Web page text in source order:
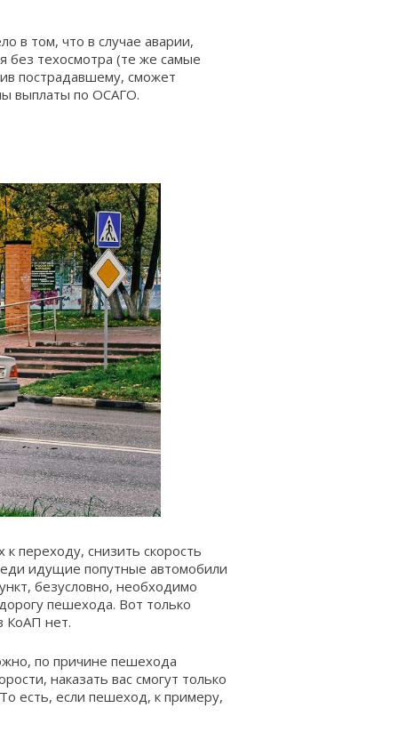
в том, что в случае аварии,
без техосмотра (те же самые
пострадавшему, сможет
выплаты по ОСАГО.
переходу, снизить скорость
идущие попутные автомобили
безусловно, необходимо
пешехода. Вот только
КоАП нет.
по причине пешехода
наказать вас смогут только
есть, если пешеход, к примеру,